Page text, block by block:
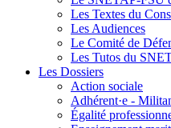
Les Textes du
Les Audiences
Le Comité de
Les Tutos du
Les Dossiers
Action sociale
Adhérent·e -
Égalité